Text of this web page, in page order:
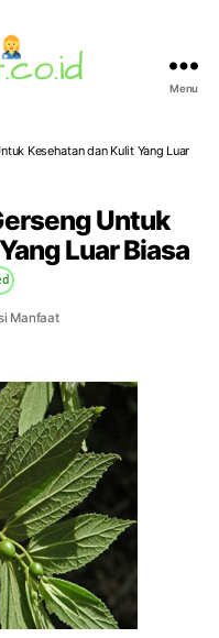
Menu
Kesehatan dan Kulit Yang Luar
Untuk
Luar Biasa
Manfaat